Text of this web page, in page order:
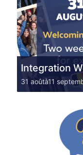
Integration
31 aoûtà11